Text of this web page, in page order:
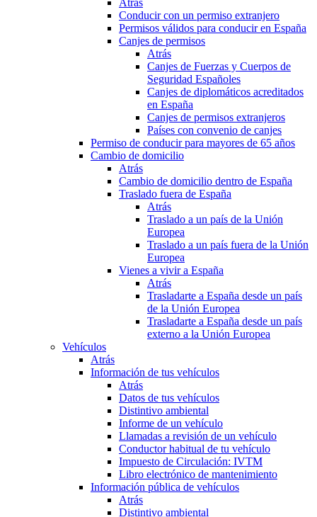
Atrás
Conducir con un permiso extranjero
Permisos válidos para conducir en España
Canjes de permisos
Atrás
Canjes de Fuerzas y Cuerpos de
Seguridad Españoles
Canjes de diplomáticos acreditados
en España
Canjes de permisos extranjeros
Países con convenio de canjes
Permiso de conducir para mayores de 65 años
Cambio de domicilio
Atrás
Cambio de domicilio dentro de España
Traslado fuera de España
Atrás
Traslado a un país de la Unión
Europea
Traslado a un país fuera de la Unión
Europea
Vienes a vivir a España
Atrás
Trasladarte a España desde un país
de la Unión Europea
Trasladarte a España desde un país
externo a la Unión Europea
Vehículos
Atrás
Información de tus vehículos
Atrás
Datos de tus vehículos
Distintivo ambiental
Informe de un vehículo
Llamadas a revisión de un vehículo
Conductor habitual de tu vehículo
Impuesto de Circulación: IVTM
Libro electrónico de mantenimiento
Información pública de vehículos
Atrás
Distintivo ambiental